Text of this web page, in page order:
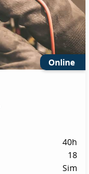
Online
40h
18
Sim